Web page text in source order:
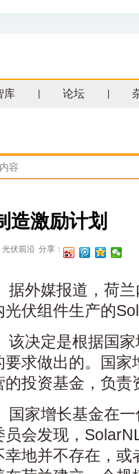
库 论坛
容
造激励计划
光伏前沿 分享：
据外媒报道，荷
光伏组件生产的
该决定是根据国
要求做出的。国家
的投资基金，负责
国家增长基金在
员会发现，
幸地并不存在，或